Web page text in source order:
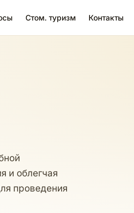
Стом. туризм Контакты
и облегчая
проведения